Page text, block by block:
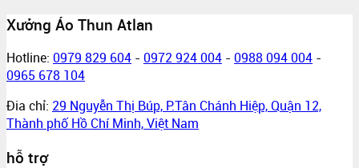
Xưởng Áo Thun Atlan
Hotline: 0979 829 604 - 0972 924 004 - 0988 094 004 -
0965 678 104
Đia chỉ: 29 Nguyễn Thị Búp, P.Tân Chánh Hiệp, Quận 12,
Thành phố Hồ Chí Minh, Việt Nam
hỗ trợ